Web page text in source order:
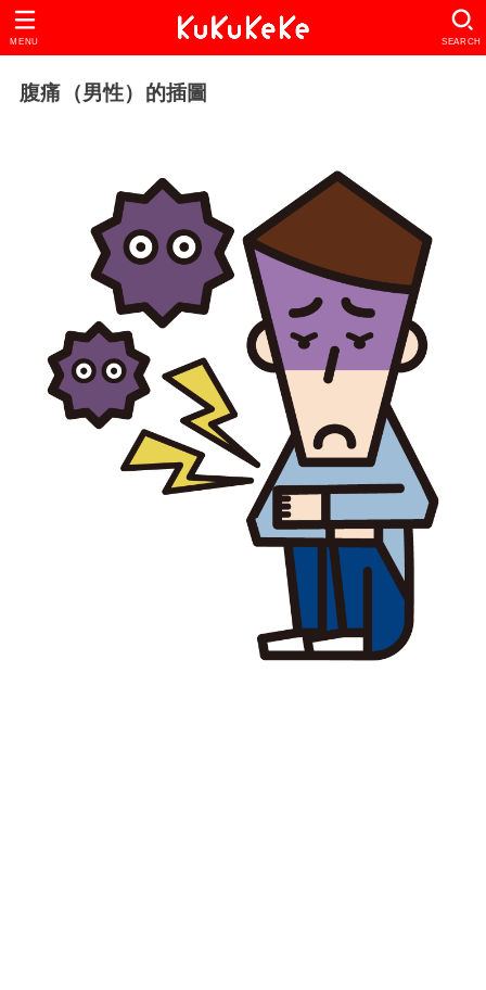
SEARCH
MENU
腹痛（男性）的插圖